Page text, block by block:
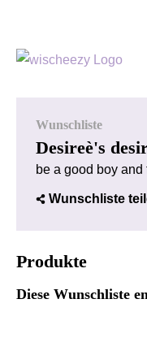
Wunschliste
Desireè's
be a good boy
Wunschliste
Produkte
Diese Wunschliste